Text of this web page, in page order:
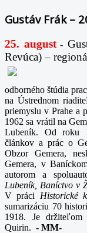
Gustáv Frák –
25. august-
Revúca) –
odborného štúdia
na Ústrednom
priemyslu v Prahe a
1962 sa vrátil na
Lubeník. Od roku
článkov a prác o
Obzor Gemera,
Gemera, v
autorom a
Lubeník, Baníctvo v
V práci Historické
sumarizáciu 70
1918. Je držiteľom
Quirin. - MM-